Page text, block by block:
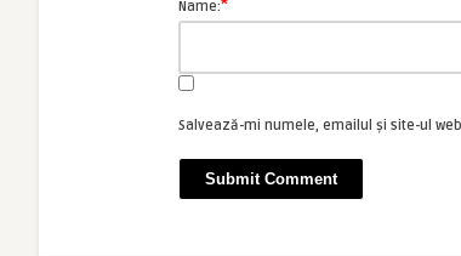
Name:*
Salvează-mi numele, emailul și site-ul